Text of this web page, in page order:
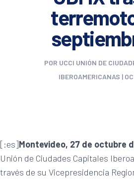
POR UCCI UNIÓN DE
IBEROAMERICANAS |
[:es]Montevideo, 27 de octubre
Unión de Ciudades Capitales
través de su Vicepresidencia